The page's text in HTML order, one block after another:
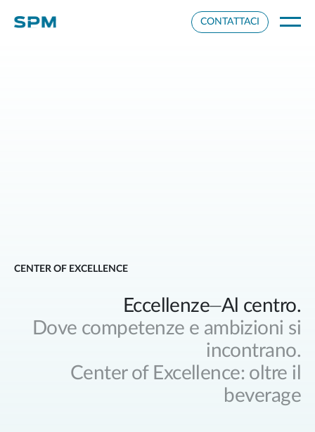
CONTATTACI
CENTER OF EXCELLENCE
Eccellenze⏤Al centro.
Dove competenze e ambizioni si
incontrano.
Center of Excellence: oltre il
beverage